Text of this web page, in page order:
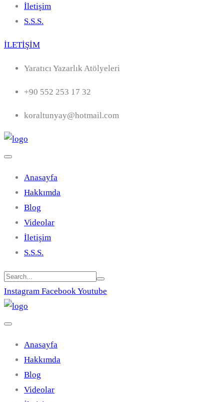
İletişim
S.S.S.
İLETİŞİM
Yaratıcı Yazarlık Atölyeleri
+90 552 253 17 32
koraltunyay@hotmail.com
Anasayfa
Hakkımda
Blog
Videolar
İletişim
S.S.S.
Instagram FacebookYoutube
Anasayfa
Hakkımda
Blog
Videolar